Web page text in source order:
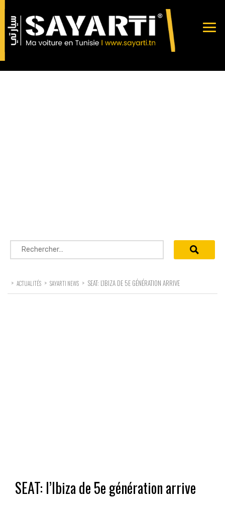
Rechercher :
> ACTUALITÉS > SAYARTI NEWS > SEAT: L’IBIZA DE 5E GÉNÉRATION ARRIVE
SEAT: l’Ibiza de 5e génération arrive